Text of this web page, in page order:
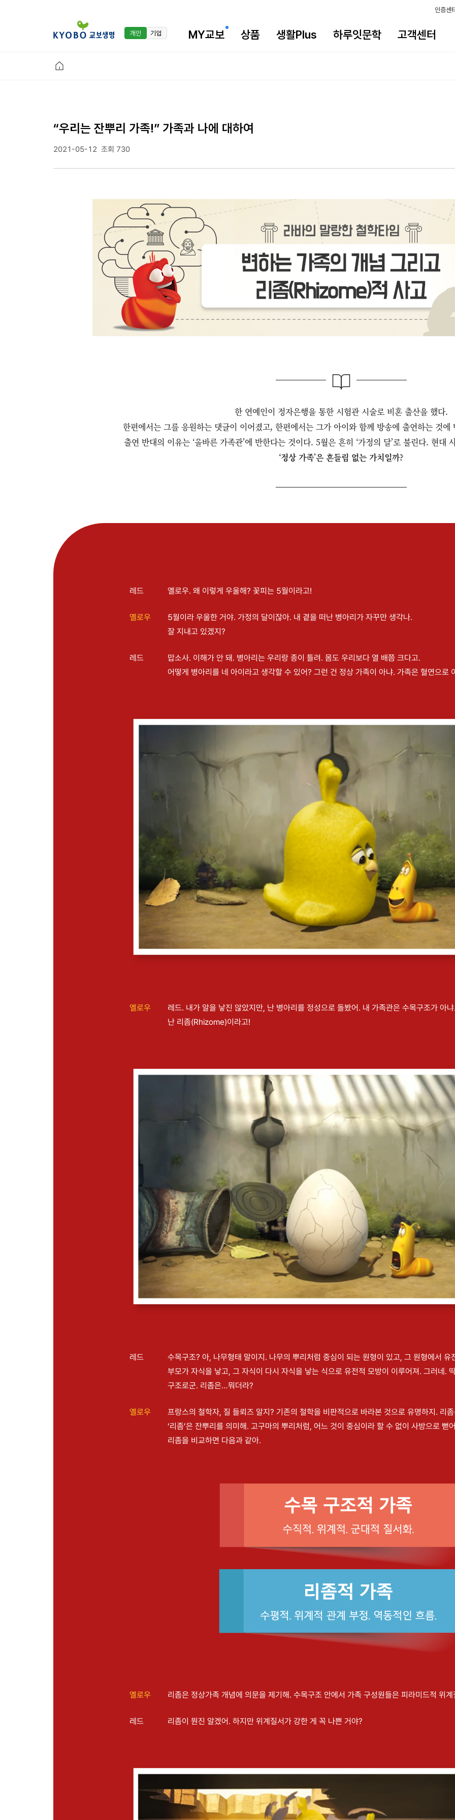
인증센
개인 기업 MY교보 상품 생활Plus 하루잇문학 고객센터
“우리는 잔뿌리 가족!” 가족과 나에 대하여
2021-05-12 조회 730
한 연예인이 정자은행을 통한 시험관 시술로 비혼 출산을 했다.
한편에서는 그를 응원하는 댓글이 이어졌고, 한편에서는 그가 아이와 함께 방송에 출연하는 것에
출연 반대의 이유는 ‘올바른 가족관’에 반한다는 것이다. 5월은 흔히 ‘가정의 달’로 불린다. 현대
‘정상 가족’은 흔들림 없는 가치일까?
레드 옐로우. 왜 이렇게 우울해? 꽃피는 5월이라고!
옐로우
5월이라 우울한 거야. 가정의 달이잖아. 내 곁을 떠난 병아리가 자꾸만 생각나.
잘 지내고 있겠지?
레드
맙소사. 이해가 안 돼. 병아리는 우리랑 종이 틀려. 몸도 우리보다 열 배쯤 크다고.
어떻게 병아리를 네 아이라고 생각할 수 있어? 그런 건 정상 가족이 아냐. 가족은 혈연으로
옐로우
레드. 내가 알을 낳진 않았지만, 난 병아리를 정성으로 돌봤어. 내 가족관은 수목구조가 아
난 리좀(Rhizome)이라고!
레드
수목구조? 아, 나무형태 말이지. 나무의 뿌리처럼 중심이 되는 원형이 있고, 그 원형에서 유
부모가 자식을 낳고, 그 자식이 다시 자식을 낳는 식으로 유전적 모방이 이루어져. 그러네.
구조로군. 리좀은…뭐더라?
옐로우
프랑스의 철학자, 질 들뢰즈 알지? 기존의 철학을 비판적으로 바라본 것으로 유명하지. 리
‘리좀’은 잔뿌리를 의미해. 고구마의 뿌리처럼, 어느 것이 중심이라 할 수 없이 사방으로 뻗
리좀을 비교하면 다음과 같아.
옐로우 리좀은 정상가족 개념에 의문을 제기해. 수목구조 안에서 가족 구성원들은 피라미드적 위
레드 리좀이 뭔진 알겠어. 하지만 위계질서가 강한 게 꼭 나쁜 거야?